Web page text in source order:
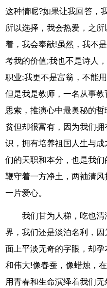
这种情呢?如果让我回答，
所以选择，我会热爱，之
着，我会奉献!虽然，我不
考我的价值;我也不是诗人
职业;我更不是富翁，不能
但是我是教师，一名从事
思索，推演心中最奥秘的
贫但却很富有，因为我们
识，拥有培养祖国人生与
们的天职和本分，也是我
鞭守着一方净土，两袖清
一片爱心。
我们甘为人梯，吃也
界，我们还是淡泊名利，
面上平淡无奇的字眼，却
和伟大!像春蚕，像蜡烛，
用青春和生命演绎着我们